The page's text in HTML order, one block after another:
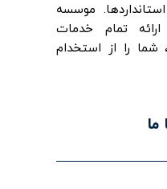
موسسه
تمام خدمات
شما را از استخدام
ما